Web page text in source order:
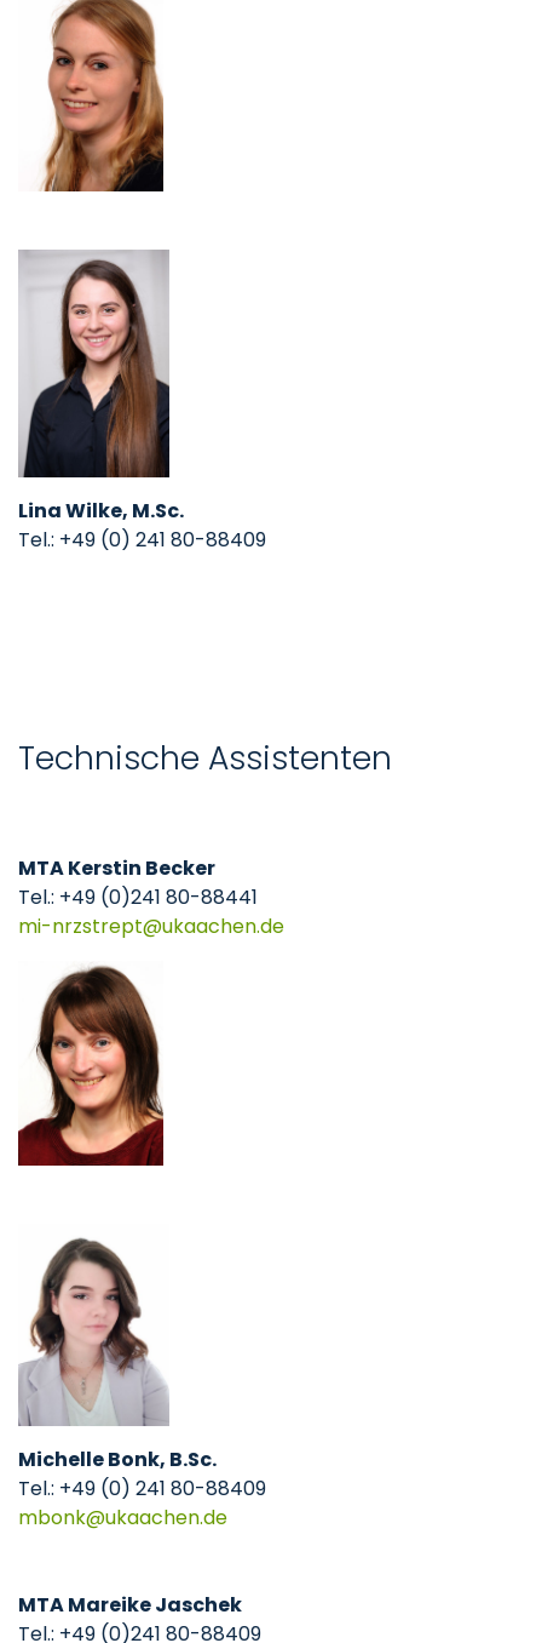
Lina Wilke, M.Sc.
Tel.: +49 (0) 241 80-88409
Technische Assistenten
MTA Kerstin Becker
Tel.: +49 (0)241 80-88441
mi-nrzstrept
ukaachende
Michelle Bonk, B.Sc.
Tel.: +49 (0) 241 80-88409
mbonk
ukaachende
MTA Mareike Jaschek
Tel.: +49 (0)241 80-88409